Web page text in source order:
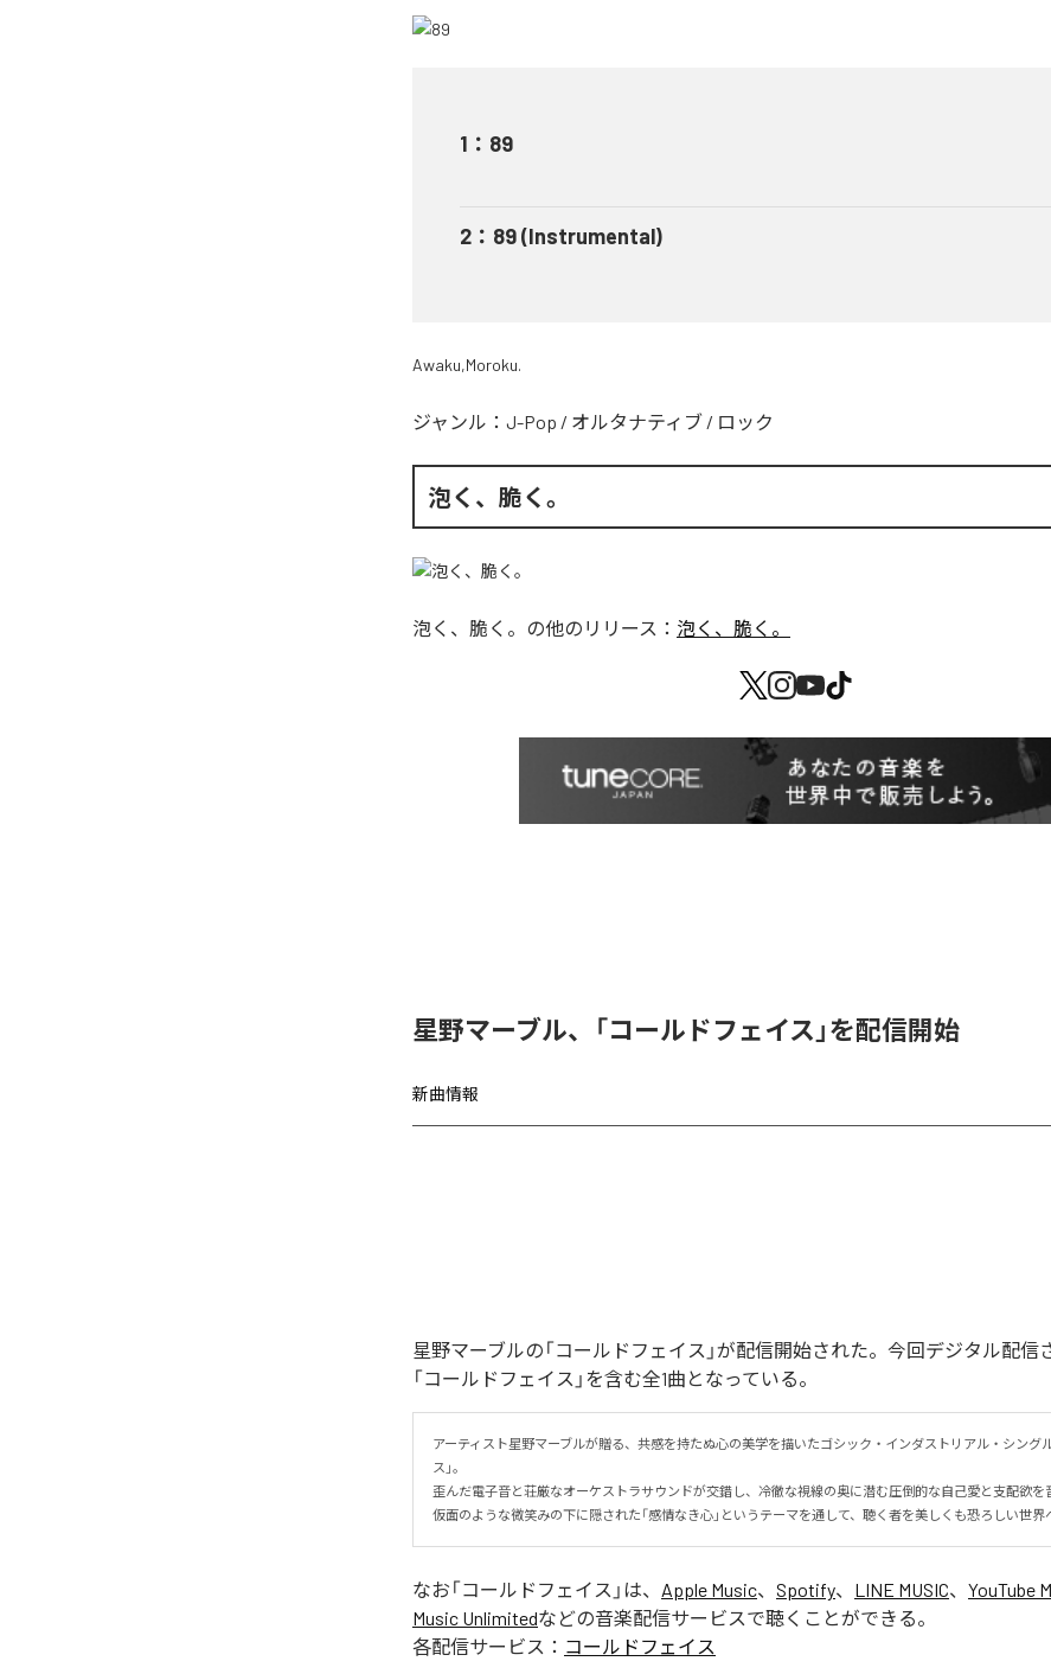
1 ： 89
2 ： 89 (Instrumental)
Awaku,Moroku.
ジャンル： J-Pop / オルタナティブ / ロック
泡く、脆く。
泡く、脆く。 の他のリリース： 泡く、脆く。
星野マーブル、「コールドフェイス」を配信開始
新曲情報
星野マーブルの「コールドフェイス」が配信開始された。今回デジタル配信
「コールドフェイス」を含む全1曲となっている。
アーティスト星野マーブルが贈る、共感を持たぬ心の美学を描いたゴシック・インダストリアル・シング
ス」。
歪んだ電子音と荘厳なオーケストラサウンドが交錯し、冷徹な視線の奥に潜む圧倒的な自己愛と支配欲を
仮面のような微笑みの下に隠された「感情なき心」というテーマを通して、聴く者を美しくも恐ろしい世界
なお「コールドフェイス 」は、 Apple Music、 Spotify、 LINE MUSIC、 YouTube
Music Unlimitedなどの音楽配信サービスで聴くことができる。
各配信サービス： コールドフェイス